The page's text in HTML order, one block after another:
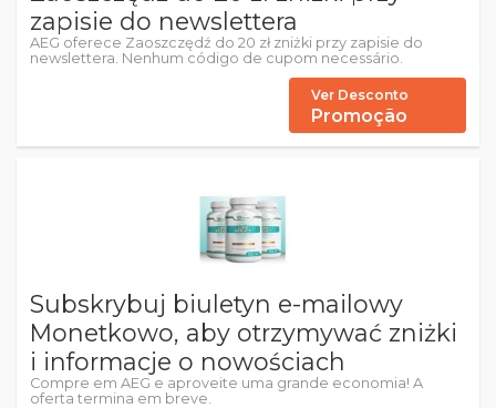
zapisie do newslettera
AEG oferece Zaoszczędź do 20 zł zniżki przy zapisie do
newslettera. Nenhum código de cupom necessário.
Ver Desconto
Promoção
Subskrybuj biuletyn e-mailowy
Monetkowo, aby otrzymywać zniżki
i informacje o nowościach
Compre em AEG e aproveite uma grande economia! A
oferta termina em breve.